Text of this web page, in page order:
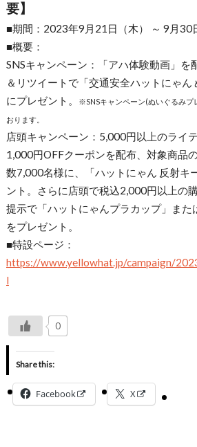
要】
■期間：2023年9月21日（木） ～ 9月30
■概要：
SNSキャンペーン：「アハ体験動画」を
＆リツイートで「交通安全ハットにゃ
にプレゼント。
※SNSキャンペーン(ぬいぐるみプ
おります。
店頭キャンペーン：5,000円以上のライ
1,000円OFFクーポンを配布、対象商品
数7,000名様に、「ハットにゃん 反射キ
ント。さらに店頭で税込2,000円以上の
提示で「ハットにゃんプラカップ」また
をプレゼント。
■特設ページ：
https://www.yellowhat.jp/campaign/
l
0
Share this:
Facebook X